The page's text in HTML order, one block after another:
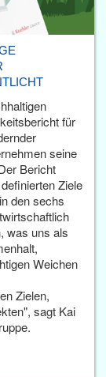
für
seine
Bericht
Ziele
den sechs
was uns als
Weichen
Zielen,
sagt Kai